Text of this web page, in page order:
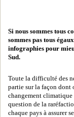
Si nous sommes tous
sommes pas tous
infographies pour
Sud.
Toute la difficulté des
partie sur la façon dont
changement
question de la
chaque pays à assurer